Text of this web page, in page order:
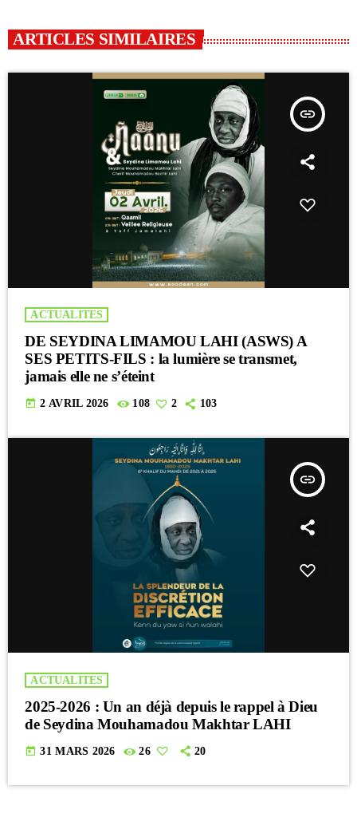
ARTICLES SIMILAIRES
insert_link
ACTUALITES
DE SEYDINA LIMAMOU LAHI (ASWS) A
SES PETITS-FILS : la lumière se transmet,
jamais elle ne s’éteint
today 2 AVRIL 2026 108 2 103
insert_link
ACTUALITES
2025-2026 : Un an déjà depuis le rappel à Dieu
de Seydina Mouhamadou Makhtar LAHI
today 31 MARS 2026 26 20